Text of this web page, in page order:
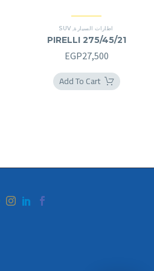
اطارات السيارة,
SUV
PIRELLI 275/45/21
EGP27,500
Add To Cart